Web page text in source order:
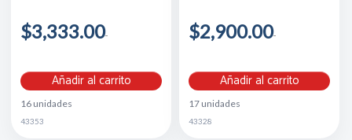
$3,333.00
Añadir al carrito
16 unidades
43353
$2,900.00
Añadir al carrito
17 unidades
43328